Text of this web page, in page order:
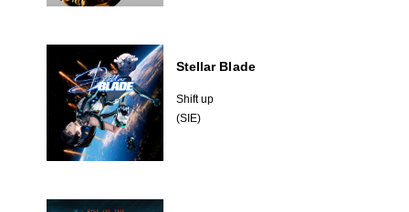
Stellar Blade
Shift up
(SIE)